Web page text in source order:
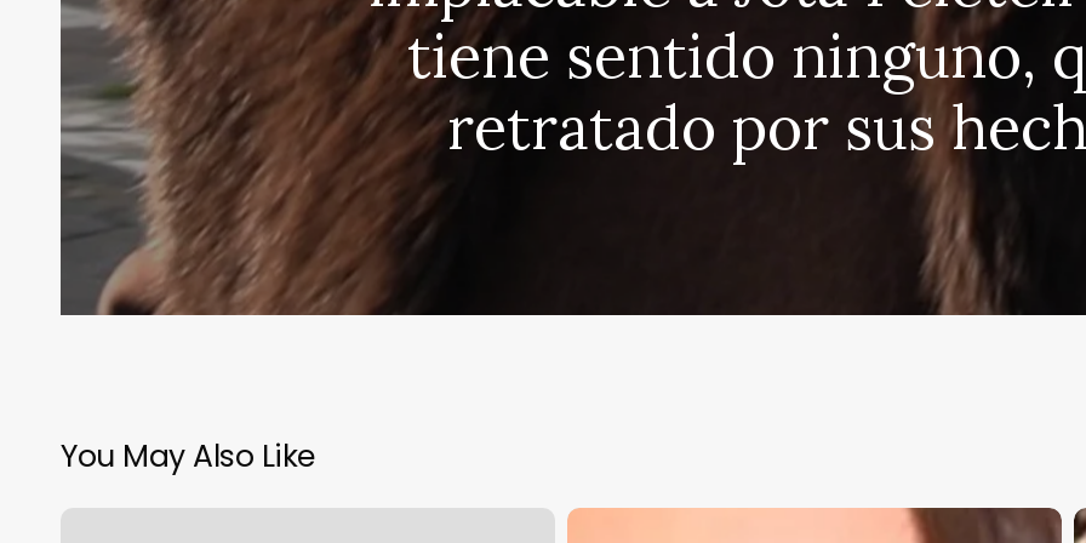
tiene sentido ninguno,
retratado por sus
You May Also Like
Claudia Susana